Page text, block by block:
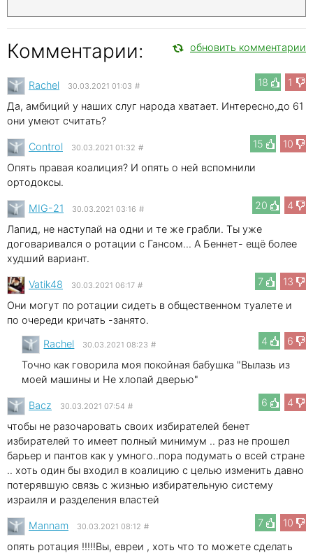
Комментарии: обновить комментарии
18 1
Rachel 30.03.2021 01:03 #
Да, амбиций у наших слуг народа хватает. Интересно,до 61
они умеют считать?
15
10
Control 30.03.2021 01:32 #
Опять правая коалиция? И опять о ней вспомнили
ортодоксы.
20
4
MIG-21 30.03.2021 03:16 #
Лапид, не наступай на одни и те же грабли. Ты уже
договаривался о ротации с Гансом... А Беннет- ещё более
худший вариант.
7
13
Vatik48 30.03.2021 06:17 #
Они могут по ротации сидеть в общественном туалете и
по очереди кричать -занято.
4
6
Rachel 30.03.2021 08:23 #
Точно как говорила моя покойная бабушка "Вылазь из
моей машины и Не хлопай дверью"
6
4
Bacz 30.03.2021 07:54 #
чтобы не разочаровать своих избирателей бенет
избирателей то имеет полный минимум .. раз не прошел
барьер и пантов как у умного..пора подумать о всей стране
.. хоть один бы входил в коалицию с целью изменить давно
потерявшую связь с жизнью избирательную систему
израиля и разделения властей
7
10
Mannam 30.03.2021 08:12 #
опять ротация !!!!!Вы, евреи , хоть что то можете сделать